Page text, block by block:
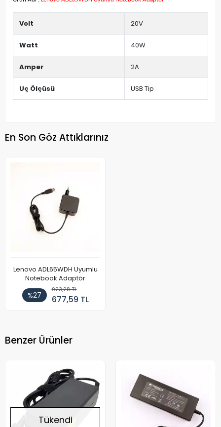
Volt 20V
Watt 40W
Amper 2A
Uç Ölçüsü USB Tip
En Son Göz Attıklarınız
Lenovo ADL65WDH Uyumlu
Notebook Adaptör
%27
923,28 TL
677,59 TL
Benzer Ürünler
Tükendi